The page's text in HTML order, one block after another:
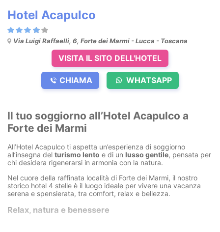
Hotel Acapulco
Via Luigi Raffaelli, 6, Forte dei Marmi - Lucca - Toscana
VISITA IL SITO DELL'HOTEL
CHIAMA WHATSAPP
Il tuo soggiorno all’Hotel Acapulco a
Forte dei Marmi
All’Hotel Acapulco ti aspetta un’esperienza di soggiorno
all’insegna del turismo lento e di un lusso gentile, pensata per
chi desidera rigenerarsi in armonia con la natura.
Nel cuore della raffinata località di Forte dei Marmi, il nostro
storico hotel 4 stelle è il luogo ideale per vivere una vacanza
serena e spensierata, tra comfort, relax e bellezza.
Relax, natura e benessere